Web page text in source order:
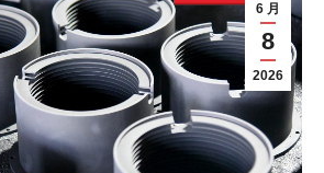
6 月
8
2026